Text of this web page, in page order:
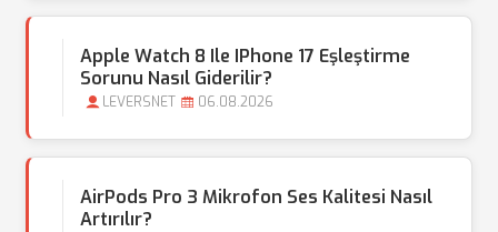
Apple Watch 8 Ile IPhone 17 Eşleştirme
Sorunu Nasıl Giderilir?
LEVERSNET 06.08.2026
AirPods Pro 3 Mikrofon Ses Kalitesi Nasıl
Artırılır?